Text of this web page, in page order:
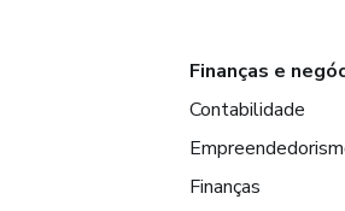
Finanças e
Contabilidade
Finanças